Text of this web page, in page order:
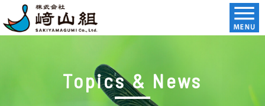
Topics & News